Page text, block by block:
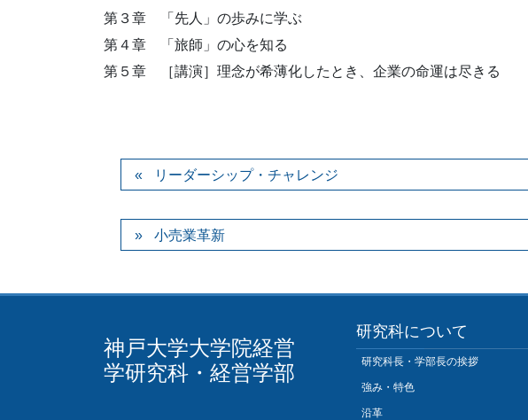
第３章 「先人」の歩みに学ぶ
第４章 「旅師」の心を知る
第５章 ［講演］理念が希薄化したとき、企業の命運は尽きる
リーダーシップ・チャレンジ
小売業革新
神戸大学大学院経営
学研究科・経営学部
研究科について
研究科長・学部長の挨拶
強み・特色
沿革